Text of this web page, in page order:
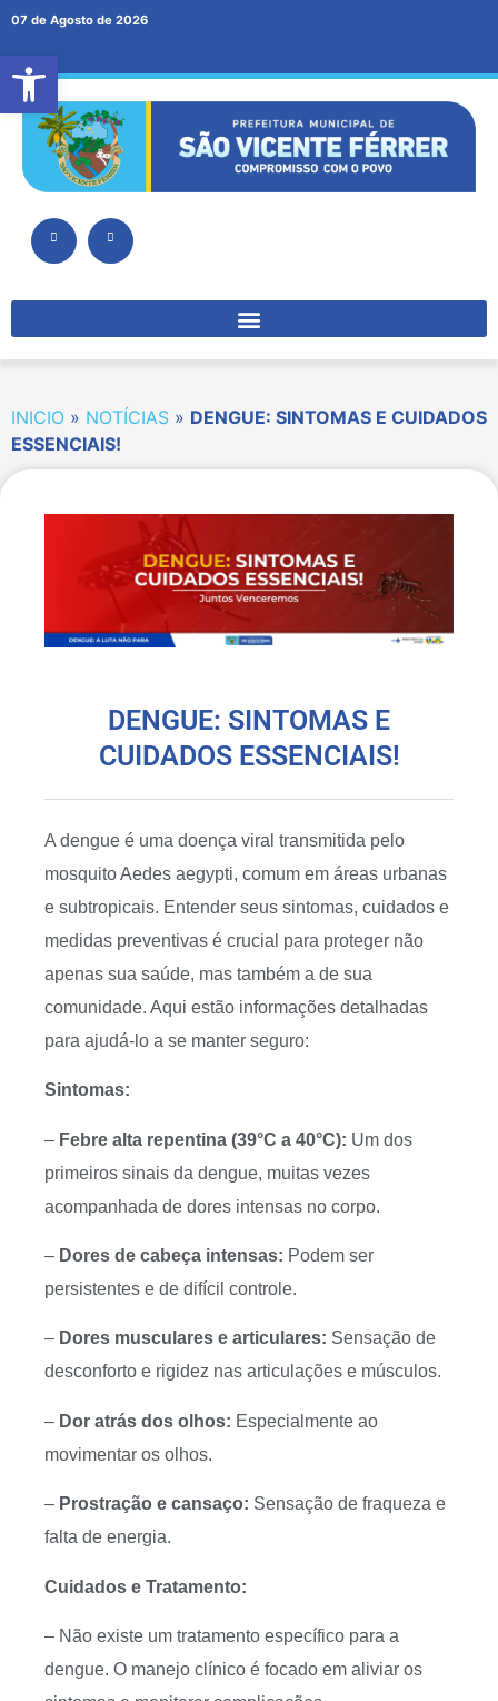
Abrir a barra de ferramentas
07 de Agosto de 2026
INICIO » NOTÍCIAS » DENGUE: SINTOMAS E CUIDADOS
ESSENCIAIS!
DENGUE: SINTOMAS E
CUIDADOS ESSENCIAIS!
A dengue é uma doença viral transmitida pelo
mosquito Aedes aegypti, comum em áreas urbanas
e subtropicais. Entender seus sintomas, cuidados e
medidas preventivas é crucial para proteger não
apenas sua saúde, mas também a de sua
comunidade. Aqui estão informações detalhadas
para ajudá-lo a se manter seguro:
Sintomas:
– Febre alta repentina (39°C a 40°C): Um dos
primeiros sinais da dengue, muitas vezes
acompanhada de dores intensas no corpo.
– Dores de cabeça intensas: Podem ser
persistentes e de difícil controle.
– Dores musculares e articulares: Sensação de
desconforto e rigidez nas articulações e músculos.
– Dor atrás dos olhos: Especialmente ao
movimentar os olhos.
– Prostração e cansaço: Sensação de fraqueza e
falta de energia.
Cuidados e Tratamento:
– Não existe um tratamento específico para a
dengue. O manejo clínico é focado em aliviar os